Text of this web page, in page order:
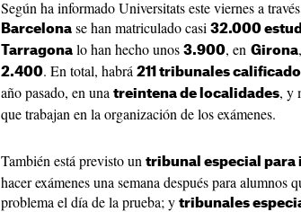
Según ha informado Universitats este viernes a
Barcelona se han matriculado casi 32.000
Tarragona lo han hecho unos 3.900, en Girona,
2.400. En total, habrá 211 tribunales
año pasado, en una treintena de localidades, y
que trabajan en la organización de los exámenes.
También está previsto un tribunal especial para
hacer exámenes una semana después para alumnos
problema el día de la prueba; y tribunales